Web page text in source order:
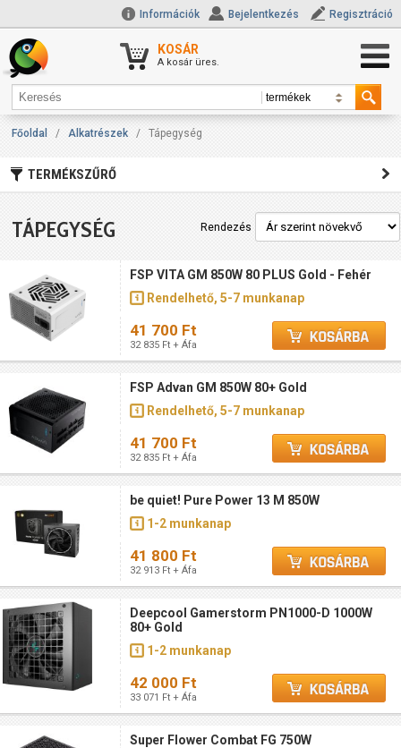
Információk Bejelentkezés Regisztráció
KOSÁR
A kosár üres.
Főoldal / Alkatrészek / Tápegység
TERMÉKSZŰRŐ
TÁPEGYSÉG Rendezés
FSP VITA GM 850W 80 PLUS Gold - Fehér
Rendelhető, 5-7 munkanap
41 700 Ft
32 835 Ft + Áfa
FSP Advan GM 850W 80+ Gold
Rendelhető, 5-7 munkanap
41 700 Ft
32 835 Ft + Áfa
be quiet! Pure Power 13 M 850W
1-2 munkanap
41 800 Ft
32 913 Ft + Áfa
Deepcool Gamerstorm PN1000-D 1000W
80+ Gold
1-2 munkanap
42 000 Ft
33 071 Ft + Áfa
Super Flower Combat FG 750W